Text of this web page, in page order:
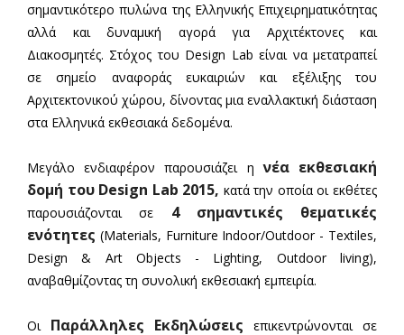
σημαντικότερο πυλώνα της Ελληνικής Επιχειρηματικότητας
αλλά και δυναμική αγορά για Αρχιτέκτονες και
Διακοσμητές. Στόχος του Design Lab είναι να μετατραπεί
σε σημείο αναφοράς ευκαιριών και εξέλιξης του
Αρχιτεκτονικού χώρου, δίνοντας μια εναλλακτική διάσταση
στα Ελληνικά εκθεσιακά δεδομένα.
Μεγάλο ενδιαφέρον παρουσιάζει η νέα εκθεσιακή
δομή του Design Lab 2015, κατά την οποία οι εκθέτες
παρουσιάζονται σε 4 σημαντικές θεματικές
ενότητες (Materials, Furniture Indoor/Outdoor - Textiles,
Design & Art Objects - Lighting, Outdoor living),
αναβαθμίζοντας τη συνολική εκθεσιακή εμπειρία.
Οι Παράλληλες Εκδηλώσεις επικεντρώνονται σε